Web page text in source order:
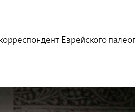
Еврейского